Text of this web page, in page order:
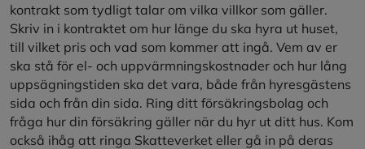
kontrakt som tydligt talar om vilka villkor som gäller.
Skriv in i kontraktet om hur länge du ska hyra ut huset,
till vilket pris och vad som kommer att ingå. Vem av er
ska stå för el- och uppvärmningskostnader och hur lång
uppsägningstiden ska det vara, både från hyresgästens
sida och från din sida. Ring ditt försäkringsbolag och
fråga hur din försäkring gäller när du hyr ut ditt hus. Kom
också ihåg att ringa Skatteverket eller gå in på deras